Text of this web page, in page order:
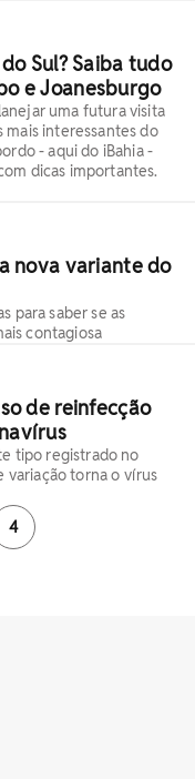
Sul? Saiba tudo
e Joanesburgo
uma futura visita
mais interessantes do
- aqui do iBahia -
dicas importantes.
nova variante do
para saber se as
contagiosa
de reinfecção
tipo registrado no
variação torna o vírus
4